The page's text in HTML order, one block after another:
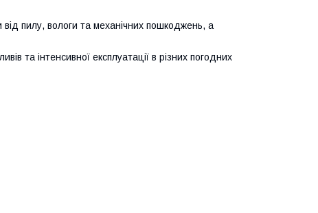
від пилу, вологи та механічних пошкоджень, а
та інтенсивної експлуатації в різних погодних